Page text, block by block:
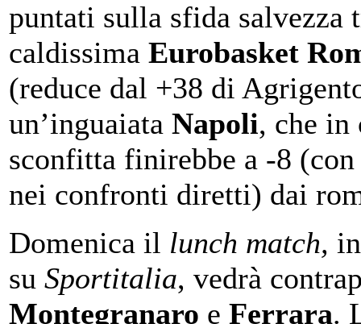
puntati sulla sfida salvezza
caldissima Eurobasket
(reduce dal +38 di
un’inguaiata Napoli, che in
sconfitta finirebbe a -8
nei confronti diretti) dai
Domenica il lunch match,
su Sportitalia, vedrà
Montegranaro e Ferrara.